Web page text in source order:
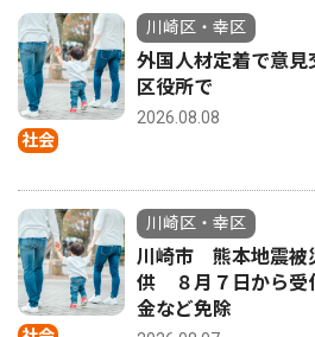
社会
川崎区・幸区
外国人材定着で意
区役所で
2026.08.08
川崎区・幸区
川崎市 熊本地震被
供 ８月７日から
金など免除